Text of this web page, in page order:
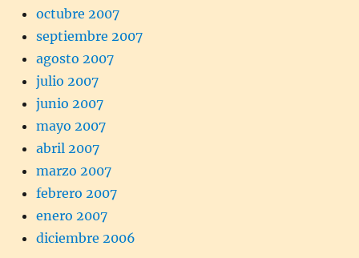
octubre 2007
septiembre 2007
agosto 2007
julio 2007
junio 2007
mayo 2007
abril 2007
marzo 2007
febrero 2007
enero 2007
diciembre 2006